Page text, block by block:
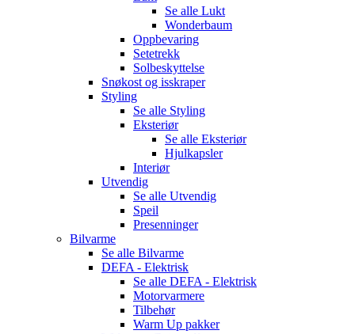
Se alle Lukt
Wonderbaum
Oppbevaring
Setetrekk
Solbeskyttelse
Snøkost og isskraper
Styling
Se alle Styling
Eksteriør
Se alle Eksteriør
Hjulkapsler
Interiør
Utvendig
Se alle Utvendig
Speil
Presenninger
Bilvarme
Se alle Bilvarme
DEFA - Elektrisk
Se alle DEFA - Elektrisk
Motorvarmere
Tilbehør
Warm Up pakker